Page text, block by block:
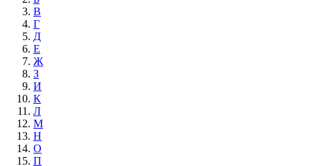
В
Г
Д
Е
Ж
З
И
К
Л
М
Н
О
П